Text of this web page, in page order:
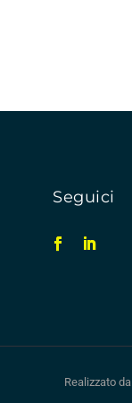
Seguici
Realizzato da